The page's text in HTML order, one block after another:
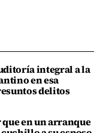
integral a la
en esa
delitos
en un arranque